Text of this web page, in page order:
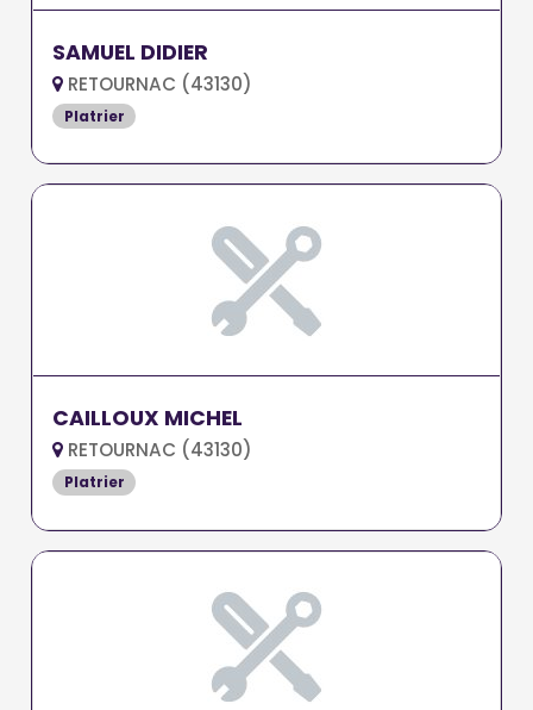
SAMUEL DIDIER
RETOURNAC (43130)
Platrier
CAILLOUX MICHEL
RETOURNAC (43130)
Platrier